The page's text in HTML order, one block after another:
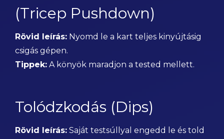
(Tricep Pushdown)
Rövid leírás: Nyomd le a kart teljes kinyújtásig
csigás gépen.
Tippek: A könyök maradjon a tested mellett.
Tolódzkodás (Dips)
Rövid leírás: Saját testsúllyal engedd le és told